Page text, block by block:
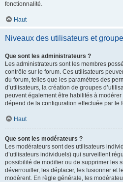
fonctionnalité.
Haut
Niveaux des utilisateurs et
Que sont les administrateurs ?
Les administrateurs sont les membres
contrôle sur le forum. Ces utilisateurs
du forum, telles que les paramètres des
d’utilisateurs, la création de groupes
peuvent également être habilités à modérer
dépend de la configuration effectuée par le
Haut
Que sont les modérateurs ?
Les modérateurs sont des utilisateurs
d’utilisateurs individuels) qui surveillent
possibilité de modifier ou de supprimer les
déverrouiller, les déplacer, les fusionner et
modèrent. En règle générale, les